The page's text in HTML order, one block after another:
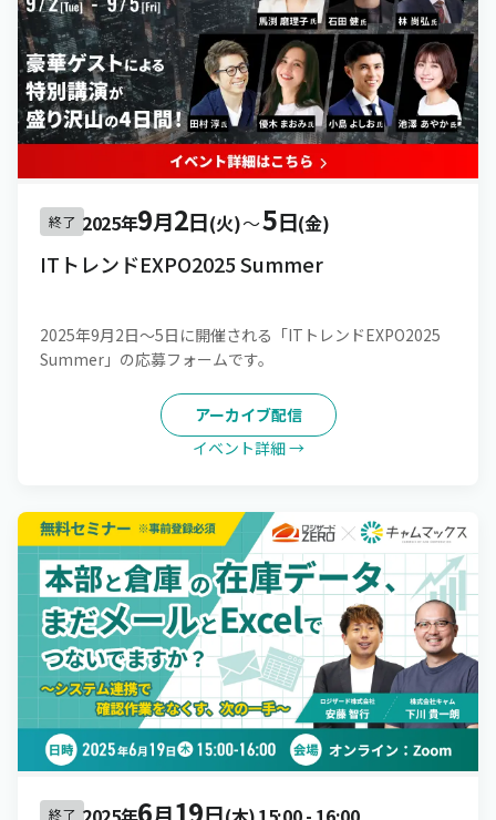
終了 2025年9月2日(火)〜5日(金)
ITトレンドEXPO2025 Summer
2025年9月2日～5日に開催される「ITトレンドEXPO2025
Summer」の応募フォームです。
アーカイブ配信
イベント詳細 →
終了 6 19